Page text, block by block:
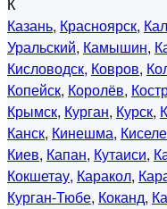
Казань, Красноярск,
Уральский, Камышин,
Кисловодск, Ковров,
Копейск, Королёв,
Крымск, Курган, Курск,
Канск, Кинешма,
Киев, Капан, Кутаиси,
Кокшетау, Каракол,
Курган-Тюбе, Коканд,